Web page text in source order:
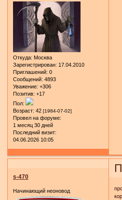
Откуда: Москва
Зарегистрирован: 17.04.2010
Приглашений: 0
Сообщений: 4893
Уважение: +306
Позитив: +17
Пол:
Возраст: 42 [1984-07-02]
Провел на форуме:
1 месяц 30 дней
Последний визит:
04.06.2026 10:05
s-470
Начинающий неоновод